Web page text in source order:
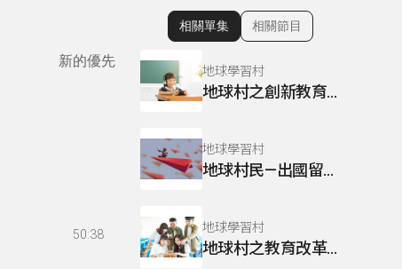
新的優先
50:38
顯示相關單集
相關單集 相關節目
地球學習村
地球村之創新教育—偏鄉教育｜地球學習村
地球學習村
地球村民—出國留學之現身說法｜地球學習村
地球學習村
地球村之教育改革—高等教育｜地球學習村